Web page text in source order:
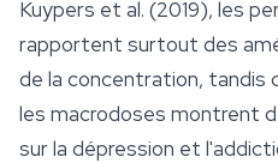
Kuypers et al. (2019), les
rapportent surtout des
de la concentration, tandis
les macrodoses montrent
sur la dépression et